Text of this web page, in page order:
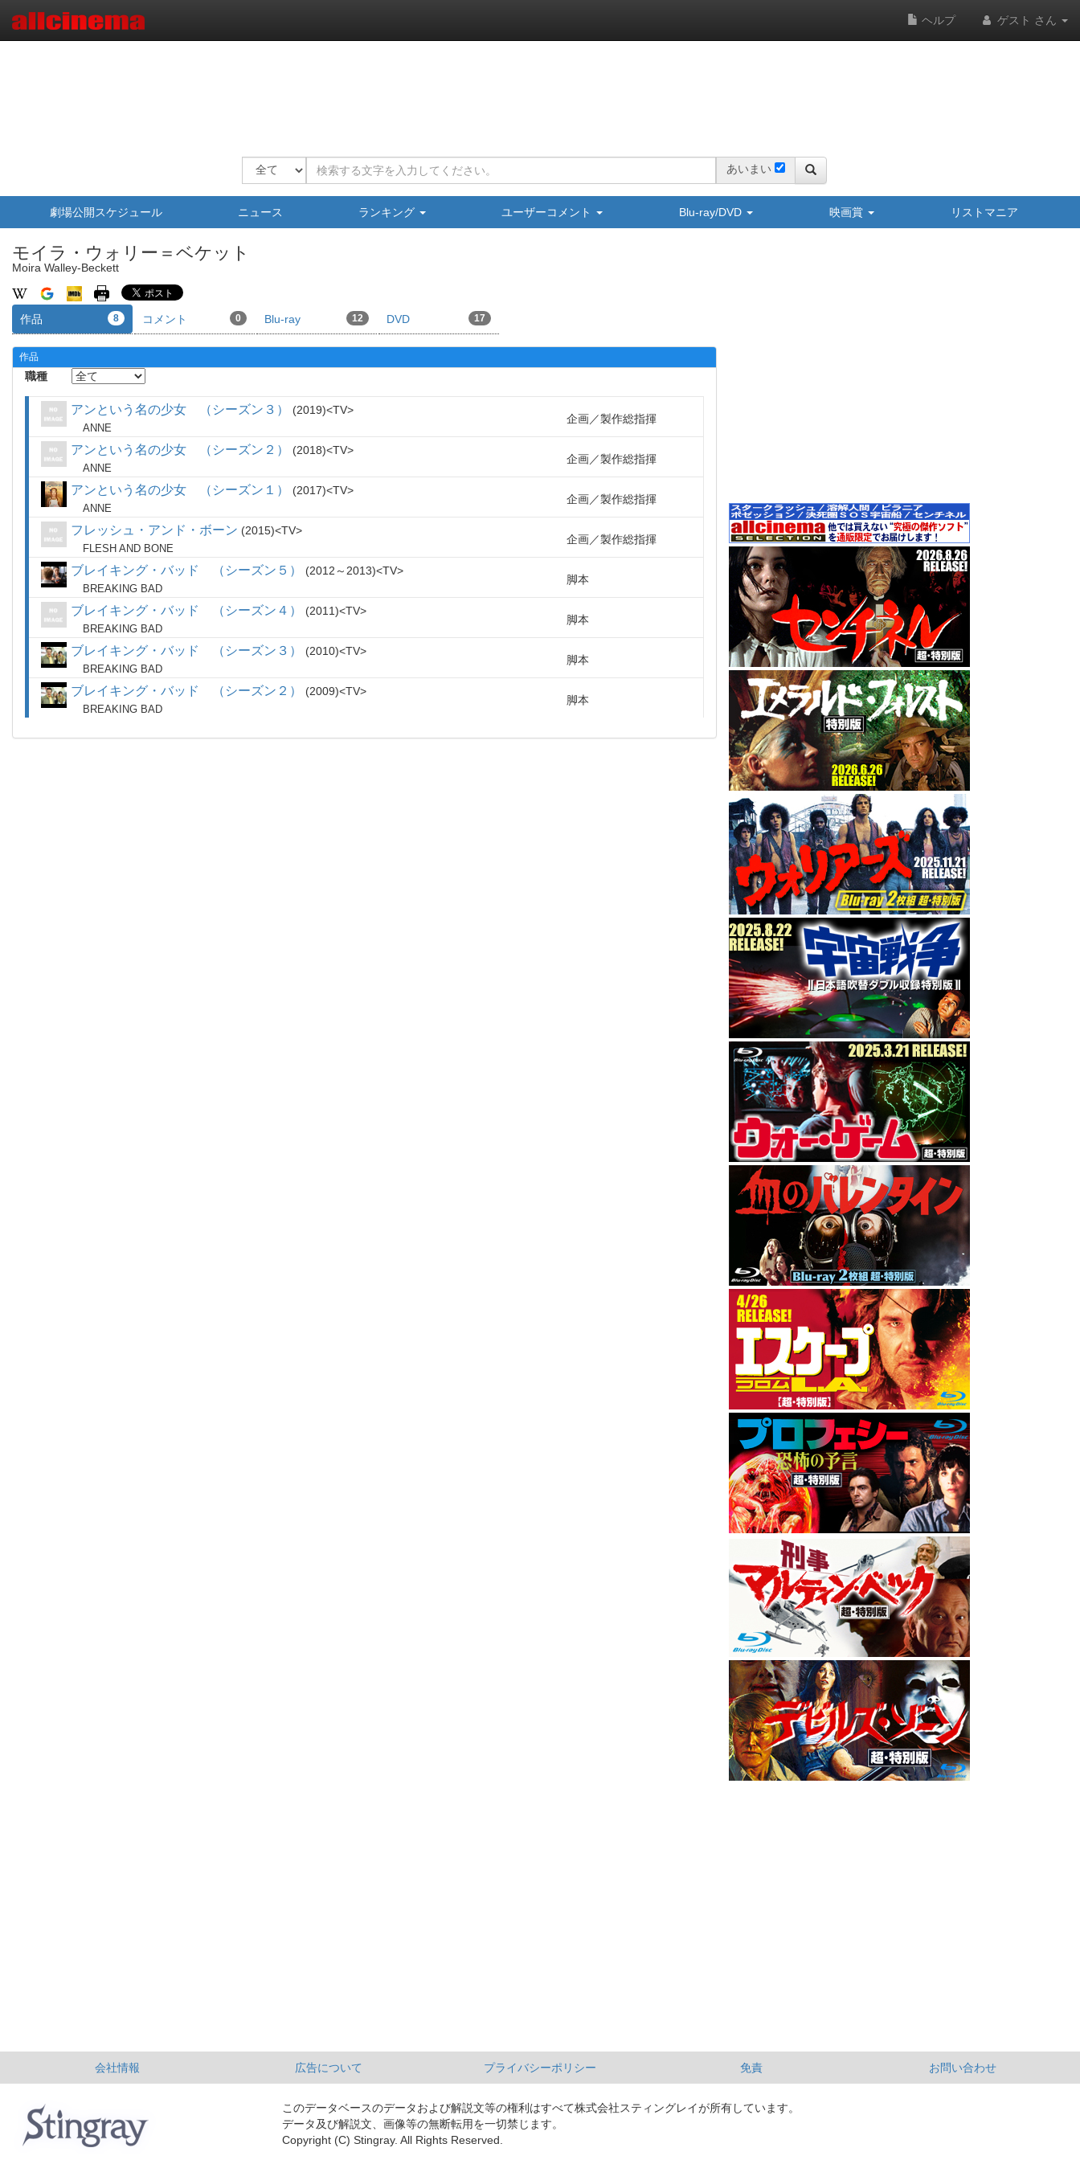
ヘルプ ゲスト さん
あいまい
劇場公開スケジュール ニュース ランキング ユーザーコメント Blu-ray/DVD 映画賞 リストマニア
モイラ・ウォリー＝ベケット
Moira Walley-Beckett
作品 8 コメント 0 Blu-ray 12 DVD 17
作品
職種
アンという名の少女 （シーズン３） 2019 TV
ANNE
企画 製作総指揮
アンという名の少女 （シーズン２） 2018 TV
ANNE
企画 製作総指揮
アンという名の少女 （シーズン１） 2017 TV
ANNE
企画 製作総指揮
フレッシュ・アンド・ボーン 2015 TV
FLESH AND BONE
企画 製作総指揮
ブレイキング・バッド （シーズン５） 2012～2013 TV
BREAKING BAD
脚本
ブレイキング・バッド （シーズン４） 2011 TV
BREAKING BAD
脚本
ブレイキング・バッド （シーズン３） 2010 TV
BREAKING BAD
脚本
ブレイキング・バッド （シーズン２） 2009 TV
BREAKING BAD
脚本
会社情報 広告について プライバシーポリシー 免責 お問い合わせ
このデータベースのデータおよび解説文等の権利はすべて株式会社スティングレイが所有しています。
データ及び解説文、画像等の無断転用を一切禁じます。
Copyright (C) Stingray. All Rights Reserved.